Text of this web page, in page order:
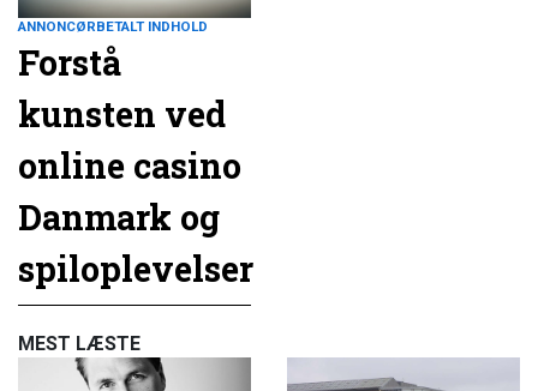
ANNONCØRBETALT INDHOLD
Forstå
kunsten ved
online casino
Danmark og
spiloplevelser
MEST LÆSTE